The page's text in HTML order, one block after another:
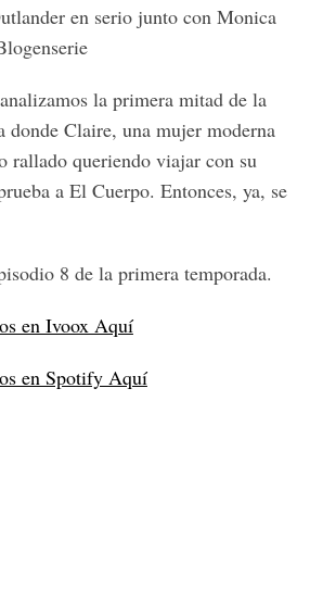
en serio junto con Monica
la primera mitad de la
donde Claire, una mujer moderna
rallado queriendo viajar con su
a El Cuerpo. Entonces, ya, se
8 de la primera temporada.
en Ivoox Aquí
en Spotify Aquí